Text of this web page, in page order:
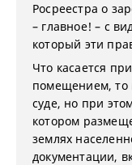
Росреестра о
– главное! – с
который эти
Что касается
помещением, то
суде, но при
котором
землях
документации,